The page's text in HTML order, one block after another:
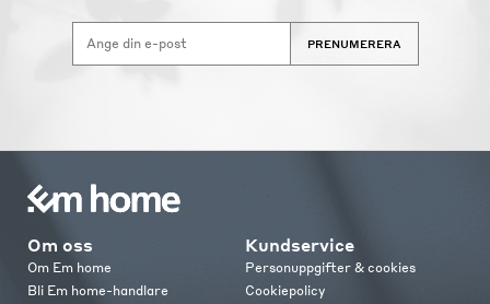
PRENUMERERA
Om oss
Om Em home
Bli Em home-handlare
Kundservice
Personuppgifter & cookies
Cookiepolicy